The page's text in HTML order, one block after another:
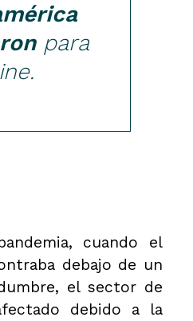
cuando el
debajo de un
el sector de
debido a la
para